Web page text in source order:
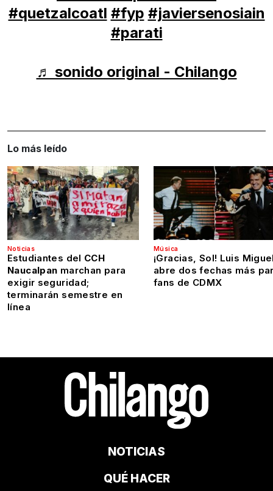
#quetzalcoatl #fyp #javiersenosiain
#parati
♬ sonido original - Chilango
Lo más leído
Noticias
Estudiantes del CCH
Naucalpan marchan para
exigir seguridad;
terminarán semestre en
línea
Música
¡Gracias, Sol! Luis
abre dos fechas más
fans de CDMX
NOTICIAS
QUÉ HACER